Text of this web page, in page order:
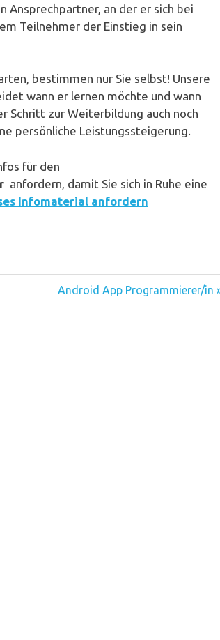
Ansprechpartner, an der er sich bei
Teilnehmer der Einstieg in sein
bestimmen nur Sie selbst! Unsere
wann er lernen möchte und wann
Schritt zur Weiterbildung auch noch
persönliche Leistungssteigerung.
für den
anfordern, damit Sie sich in Ruhe eine
Infomaterial anfordern
Nächster
Beitrag:
Android App Programmierer/in